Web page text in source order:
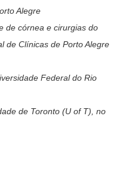
Alegre
de córnea e cirurgias do
de Clínicas de Porto Alegre
Federal do Rio
de Toronto (U of T), no